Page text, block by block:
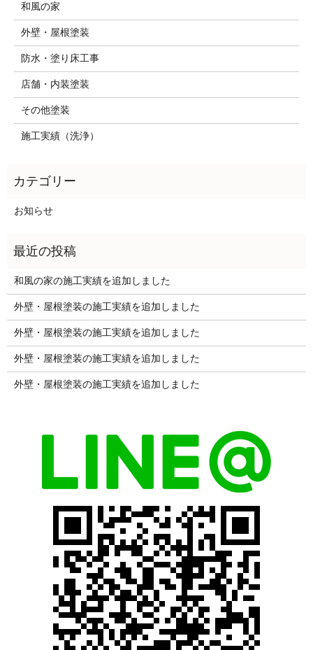
和風の家
外壁・屋根塗装
防水・塗り床工事
店舗・内装塗装
その他塗装
施工実績（洗浄）
お知らせ
和風の家の施工実績を追加しました
外壁・屋根塗装の施工実績を追加しました
外壁・屋根塗装の施工実績を追加しました
外壁・屋根塗装の施工実績を追加しました
外壁・屋根塗装の施工実績を追加しました